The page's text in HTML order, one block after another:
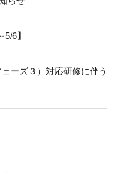
6】
ーズ３）対応研修に伴う